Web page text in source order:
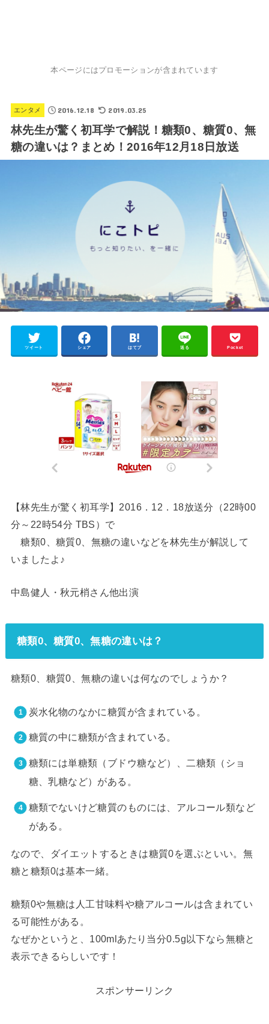
本ページにはプロモーションが含まれています
エンタメ 2016.12.18 2019.03.25
林先生が驚く初耳学で解説！糖類0、糖質0、無
糖の違いは？まとめ！2016年12月18日放送
ツイート シェア はてブ 送る Pocket
【林先生が驚く初耳学】2016．12．18放送分（22時00
分～22時54分 TBS）で
糖類0、糖質0、無糖の違いなどを林先生が解説して
いましたよ♪
中島健人・秋元梢さん他出演
糖類0、糖質0、無糖の違いは？
糖類0、糖質0、無糖の違いは何なのでしょうか？
炭水化物のなかに糖質が含まれている。
糖質の中に糖類が含まれている。
糖類には単糖類（ブドウ糖など）、二糖類（ショ
糖、乳糖など）がある。
糖類でないけど糖質のものには、アルコール類など
がある。
なので、ダイエットするときは糖質0を選ぶといい。無
糖と糖類0は基本一緒。
糖類0や無糖は人工甘味料や糖アルコールは含まれてい
る可能性がある。
なぜかというと、100mlあたり当分0.5g以下なら無糖と
表示できるらしいです！
スポンサーリンク